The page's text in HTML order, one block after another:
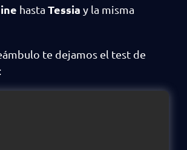
hasta Tessia y la misma
te dejamos el test de